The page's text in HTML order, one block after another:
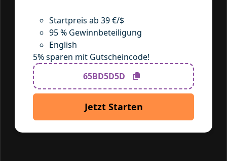
Startpreis ab 39 €/$
95 % Gewinnbeteiligung
English
5% sparen mit Gutscheincode!
65BD5D5D
Jetzt Starten